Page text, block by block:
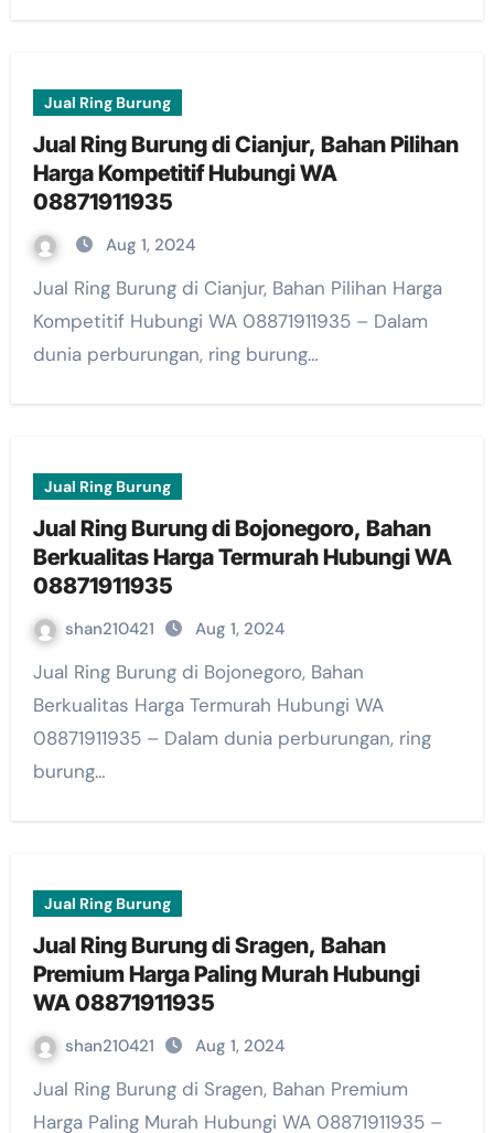
Jual Ring Burung
Jual Ring Burung di Cianjur, Bahan Pilihan
Harga Kompetitif Hubungi WA
08871911935
Aug 1, 2024
Jual Ring Burung di Cianjur, Bahan Pilihan Harga
Kompetitif Hubungi WA 08871911935 – Dalam
dunia perburungan, ring burung…
Jual Ring Burung
Jual Ring Burung di Bojonegoro, Bahan
Berkualitas Harga Termurah Hubungi WA
08871911935
shan210421 Aug 1, 2024
Jual Ring Burung di Bojonegoro, Bahan
Berkualitas Harga Termurah Hubungi WA
08871911935 – Dalam dunia perburungan, ring
burung…
Jual Ring Burung
Jual Ring Burung di Sragen, Bahan
Premium Harga Paling Murah Hubungi
WA 08871911935
shan210421 Aug 1, 2024
Jual Ring Burung di Sragen, Bahan Premium
Harga Paling Murah Hubungi WA 08871911935 –